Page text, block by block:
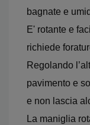
bagnate e
E' rotante e
richiede
Regolando
pavimento e
e non lascia
La maniglia